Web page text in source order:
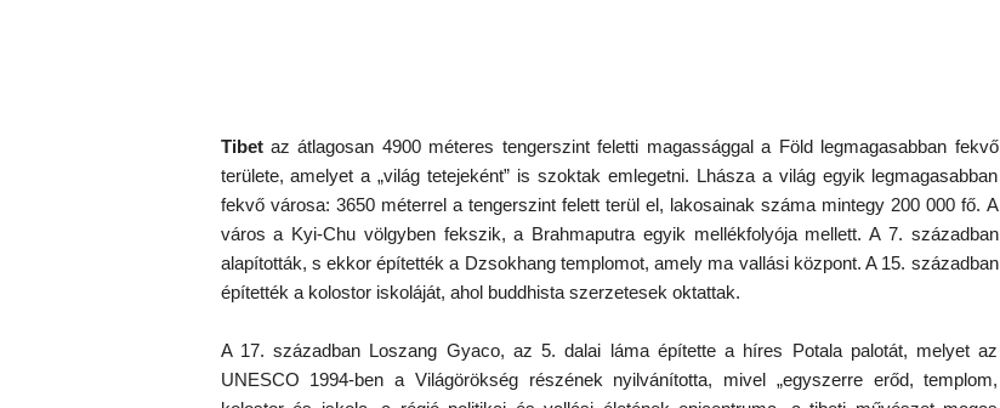
Tibetaz átlagosan 4900 méteres tengerszint feletti magassággal a Föld legmagasabban fekvő
területe, amelyet a „világ tetejeként” is szoktak emlegetni. Lhásza a világ egyik legmagasabban
fekvő városa: 3650 méterrel a tengerszint felett terül el, lakosainak száma mintegy 200 000 fő. A
város a Kyi-Chu völgyben fekszik, a Brahmaputra egyik mellékfolyója mellett. A 7. században
alapították, s ekkor építették a Dzsokhang templomot, amely ma vallási központ. A 15. században
építették a kolostor iskoláját, ahol buddhista szerzetesek oktattak.
A 17. században Loszang Gyaco, az 5. dalai láma építette a híres Potala palotát, melyet az
UNESCO 1994-ben a Világörökség részének nyilvánította, mivel „egyszerre erőd, templom,